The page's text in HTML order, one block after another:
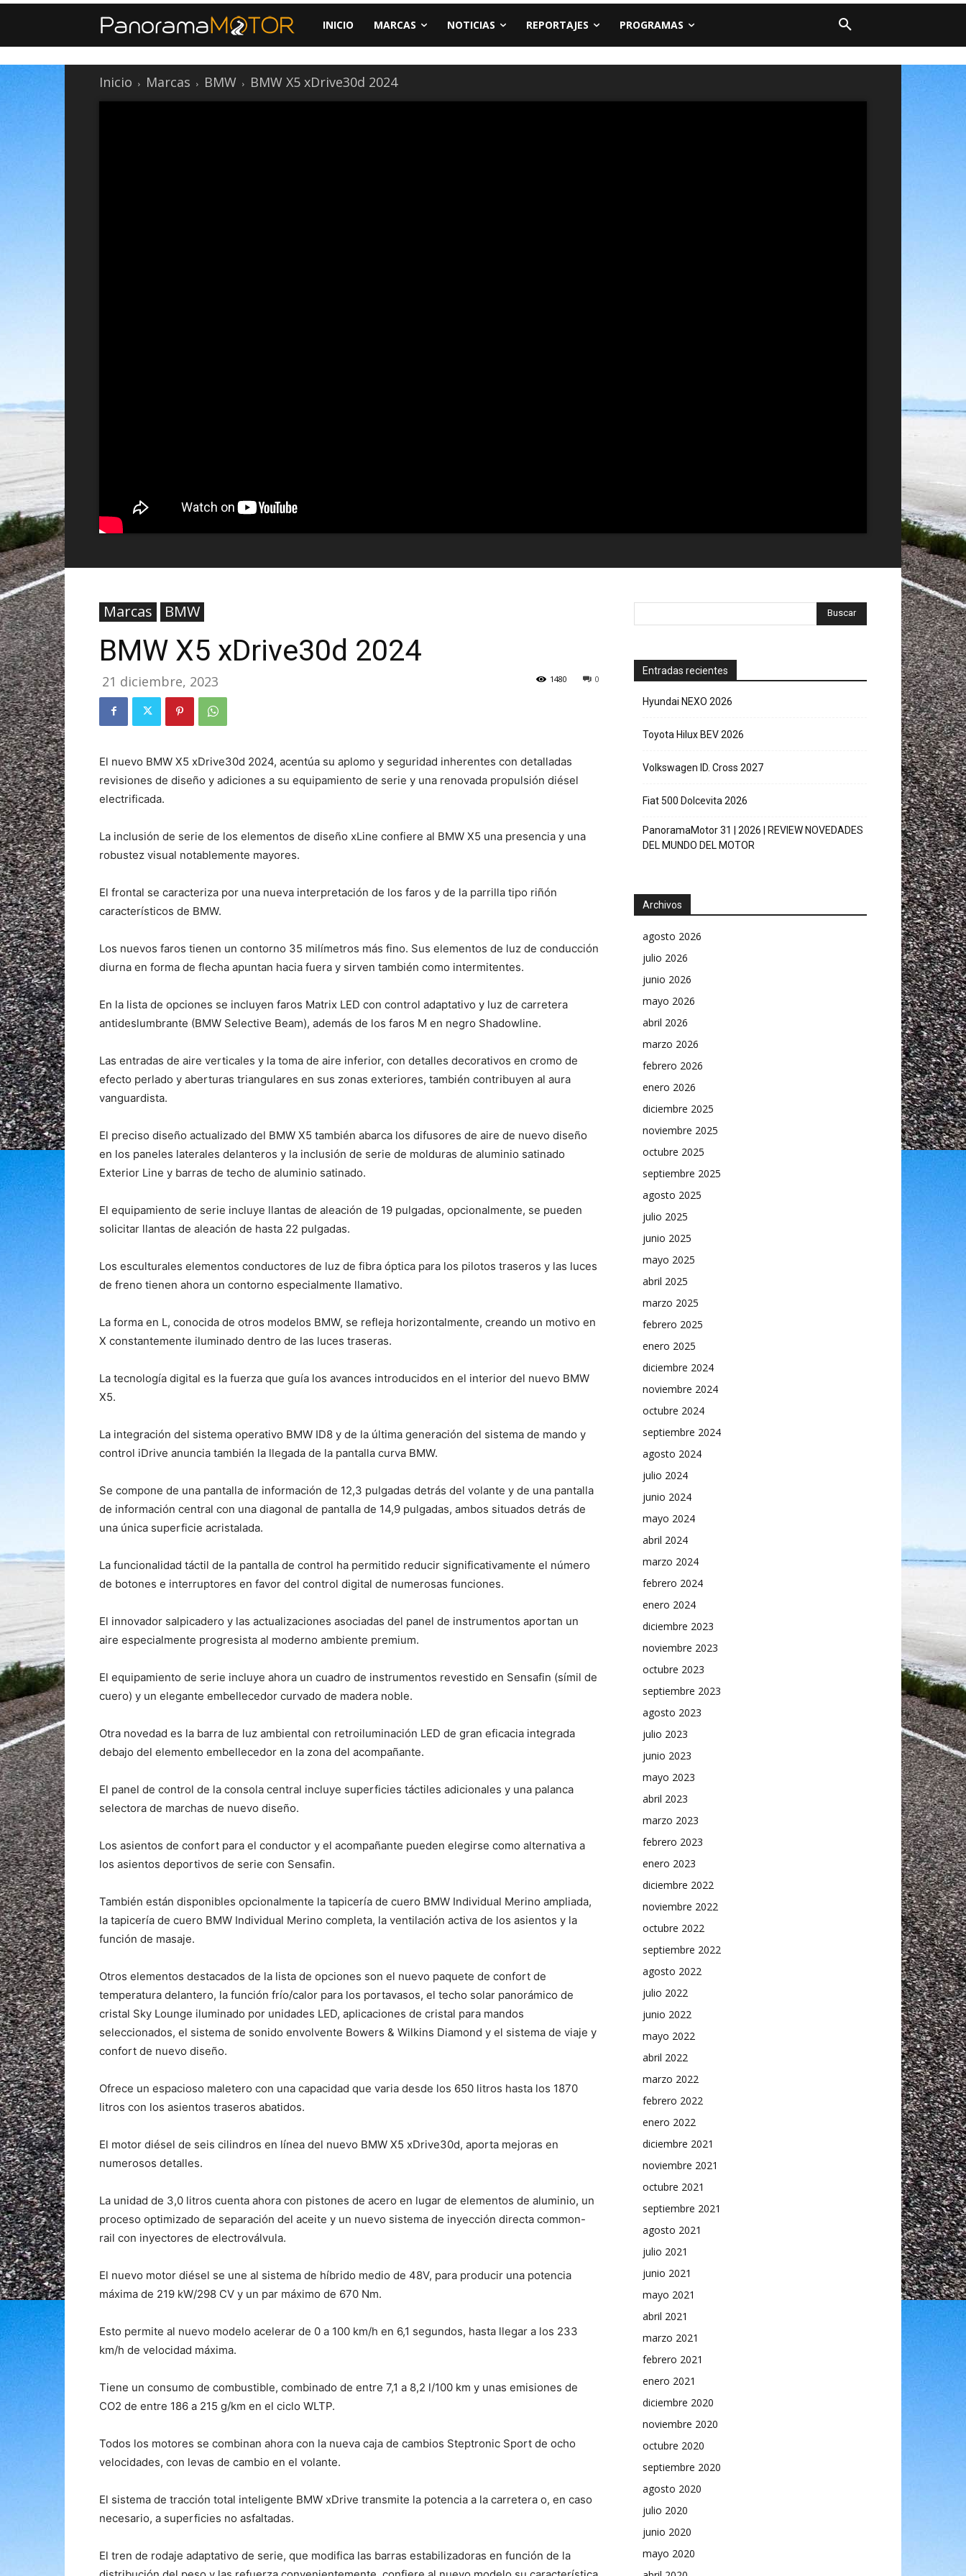
INICIO MARCAS NOTICIAS REPORTAJES PROGRAMAS
Inicio Marcas BMW BMW X5 xDrive30d 2024
Marcas BMW
BMW X5 xDrive30d 2024
21 diciembre, 2023 0
1480
El nuevo BMW X5 xDrive30d 2024, acentúa su aplomo y seguridad inherentes con detalladas
revisiones de diseño y adiciones a su equipamiento de serie y una renovada propulsión diésel
electrificada.
La inclusión de serie de los elementos de diseño xLine confiere al BMW X5 una presencia y una
robustez visual notablemente mayores.
El frontal se caracteriza por una nueva interpretación de los faros y de la parrilla tipo riñón
característicos de BMW.
Los nuevos faros tienen un contorno 35 milímetros más fino. Sus elementos de luz de conducción
diurna en forma de flecha apuntan hacia fuera y sirven también como intermitentes.
En la lista de opciones se incluyen faros Matrix LED con control adaptativo y luz de carretera
antideslumbrante (BMW Selective Beam), además de los faros M en negro Shadowline.
Las entradas de aire verticales y la toma de aire inferior, con detalles decorativos en cromo de
efecto perlado y aberturas triangulares en sus zonas exteriores, también contribuyen al aura
vanguardista.
El preciso diseño actualizado del BMW X5 también abarca los difusores de aire de nuevo diseño
en los paneles laterales delanteros y la inclusión de serie de molduras de aluminio satinado
Exterior Line y barras de techo de aluminio satinado.
El equipamiento de serie incluye llantas de aleación de 19 pulgadas, opcionalmente, se pueden
solicitar llantas de aleación de hasta 22 pulgadas.
Los esculturales elementos conductores de luz de fibra óptica para los pilotos traseros y las luces
de freno tienen ahora un contorno especialmente llamativo.
La forma en L, conocida de otros modelos BMW, se refleja horizontalmente, creando un motivo en
X constantemente iluminado dentro de las luces traseras.
La tecnología digital es la fuerza que guía los avances introducidos en el interior del nuevo BMW
X5.
La integración del sistema operativo BMW ID8 y de la última generación del sistema de mando y
control iDrive anuncia también la llegada de la pantalla curva BMW.
Se compone de una pantalla de información de 12,3 pulgadas detrás del volante y de una pantalla
de información central con una diagonal de pantalla de 14,9 pulgadas, ambos situados detrás de
una única superficie acristalada.
La funcionalidad táctil de la pantalla de control ha permitido reducir significativamente el número
de botones e interruptores en favor del control digital de numerosas funciones.
El innovador salpicadero y las actualizaciones asociadas del panel de instrumentos aportan un
aire especialmente progresista al moderno ambiente premium.
El equipamiento de serie incluye ahora un cuadro de instrumentos revestido en Sensafin (símil de
cuero) y un elegante embellecedor curvado de madera noble.
Otra novedad es la barra de luz ambiental con retroiluminación LED de gran eficacia integrada
debajo del elemento embellecedor en la zona del acompañante.
El panel de control de la consola central incluye superficies táctiles adicionales y una palanca
selectora de marchas de nuevo diseño.
Los asientos de confort para el conductor y el acompañante pueden elegirse como alternativa a
los asientos deportivos de serie con Sensafin.
También están disponibles opcionalmente la tapicería de cuero BMW Individual Merino ampliada,
la tapicería de cuero BMW Individual Merino completa, la ventilación activa de los asientos y la
función de masaje.
Otros elementos destacados de la lista de opciones son el nuevo paquete de confort de
temperatura delantero, la función frío/calor para los portavasos, el techo solar panorámico de
cristal Sky Lounge iluminado por unidades LED, aplicaciones de cristal para mandos
seleccionados, el sistema de sonido envolvente Bowers & Wilkins Diamond y el sistema de viaje y
confort de nuevo diseño.
Ofrece un espacioso maletero con una capacidad que varia desde los 650 litros hasta los 1870
litros con los asientos traseros abatidos.
El motor diésel de seis cilindros en línea del nuevo BMW X5 xDrive30d, aporta mejoras en
numerosos detalles.
La unidad de 3,0 litros cuenta ahora con pistones de acero en lugar de elementos de aluminio, un
proceso optimizado de separación del aceite y un nuevo sistema de inyección directa common-
rail con inyectores de electroválvula.
El nuevo motor diésel se une al sistema de híbrido medio de 48V, para producir una potencia
máxima de 219 kW/298 CV y un par máximo de 670 Nm.
Esto permite al nuevo modelo acelerar de 0 a 100 km/h en 6,1 segundos, hasta llegar a los 233
km/h de velocidad máxima.
Tiene un consumo de combustible, combinado de entre 7,1 a 8,2 l/100 km y unas emisiones de
CO2 de entre 186 a 215 g/km en el ciclo WLTP.
Todos los motores se combinan ahora con la nueva caja de cambios Steptronic Sport de ocho
velocidades, con levas de cambio en el volante.
El sistema de tracción total inteligente BMW xDrive transmite la potencia a la carretera o, en caso
necesario, a superficies no asfaltadas.
El tren de rodaje adaptativo de serie, que modifica las barras estabilizadoras en función de la
Entradas recientes
Hyundai NEXO 2026
Toyota Hilux BEV 2026
Volkswagen ID. Cross 2027
Fiat 500 Dolcevita 2026
PanoramaMotor 31 | 2026 | REVIEW NOVEDADES
DEL MUNDO DEL MOTOR
Archivos
agosto 2026
julio 2026
junio 2026
mayo 2026
abril 2026
marzo 2026
febrero 2026
enero 2026
diciembre 2025
noviembre 2025
octubre 2025
septiembre 2025
agosto 2025
julio 2025
junio 2025
mayo 2025
abril 2025
marzo 2025
febrero 2025
enero 2025
diciembre 2024
noviembre 2024
octubre 2024
septiembre 2024
agosto 2024
julio 2024
junio 2024
mayo 2024
abril 2024
marzo 2024
febrero 2024
enero 2024
diciembre 2023
noviembre 2023
octubre 2023
septiembre 2023
agosto 2023
julio 2023
junio 2023
mayo 2023
abril 2023
marzo 2023
febrero 2023
enero 2023
diciembre 2022
noviembre 2022
octubre 2022
septiembre 2022
agosto 2022
julio 2022
junio 2022
mayo 2022
abril 2022
marzo 2022
febrero 2022
enero 2022
diciembre 2021
noviembre 2021
octubre 2021
septiembre 2021
agosto 2021
julio 2021
junio 2021
mayo 2021
abril 2021
marzo 2021
febrero 2021
enero 2021
diciembre 2020
noviembre 2020
octubre 2020
septiembre 2020
agosto 2020
julio 2020
junio 2020
mayo 2020